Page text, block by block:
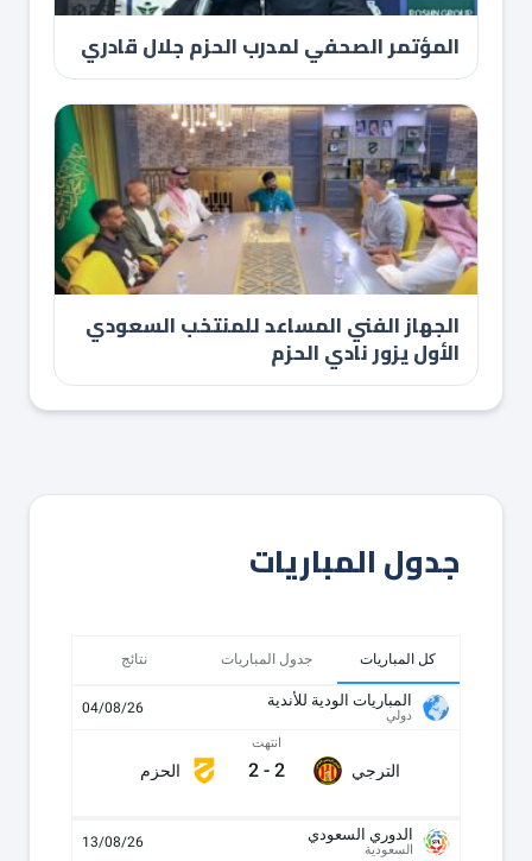
المؤتمر الصحفي لمدرب الحزم جلال قادري
الجهاز الفني المساعد للمنتخب السعودي
الأول يزور نادي الحزم
جدول المباريات
كل المباريات جدول المباريات نتائج
المباريات الودية للأندية
دولي 04/08/26
الترجي
انتهت
2
-
2 الحزم
الدوري السعودي
السعودية 13/08/26